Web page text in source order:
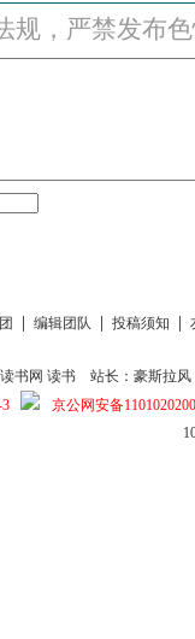
规，严禁发布
编辑团队 投稿须知
读书网 读书
站长：豪斯拉风
京公网安备